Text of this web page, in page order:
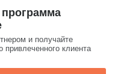
программа
и получайте
привлеченного клиента